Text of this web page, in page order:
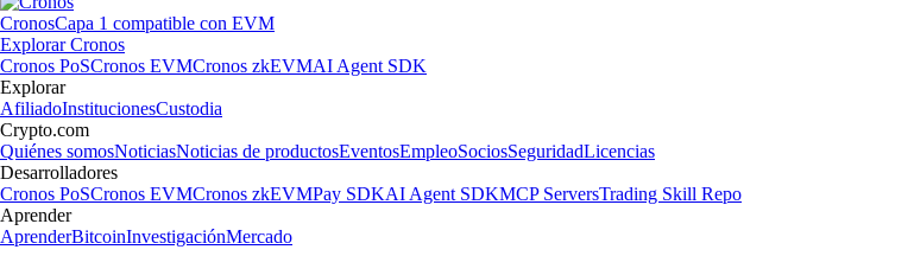
CronosCapa 1 compatible con EVM
Explorar Cronos
Cronos PoSCronos EVMCronos zkEVMAI Agent SDK
Explorar
AfiliadoInstitucionesCustodia
Crypto.com
Quiénes somosNoticiasNoticias de productosEventosEmpleoSociosSeguridadLicencias
Desarrolladores
Cronos PoSCronos EVMCronos zkEVMPay SDKAI Agent SDKMCP ServersTrading Skill Repo
Aprender
AprenderBitcoinInvestigaciónMercado